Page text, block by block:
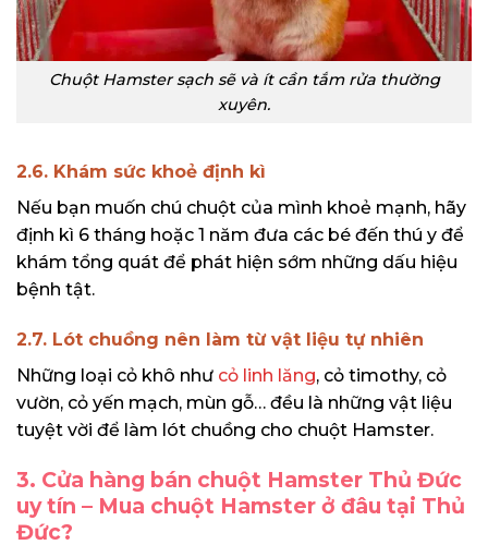
Chuột Hamster sạch sẽ và ít cần tắm rửa thường
xuyên.
2.6. Khám sức khoẻ định kì
Nếu bạn muốn chú chuột của mình khoẻ mạnh, hãy
định kì 6 tháng hoặc 1 năm đưa các bé đến thú y để
khám tổng quát để phát hiện sớm những dấu hiệu
bệnh tật.
2.7. Lót chuồng nên làm từ vật liệu tự nhiên
Những loại cỏ khô như cỏ linh lăng, cỏ timothy, cỏ
vườn, cỏ yến mạch, mùn gỗ… đều là những vật liệu
tuyệt vời để làm lót chuồng cho chuột Hamster.
3. Cửa hàng bán chuột Hamster Thủ Đức
uy tín – Mua chuột Hamster ở đâu tại Thủ
Đức?